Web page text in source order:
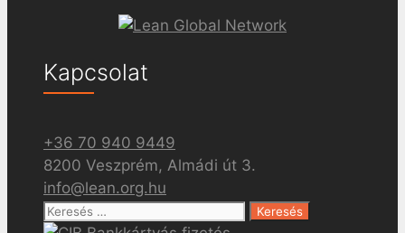
Kapcsolat
+36 70 940 9449
8200 Veszprém, Almádi út 3.
info@lean.org.hu
Keresés: